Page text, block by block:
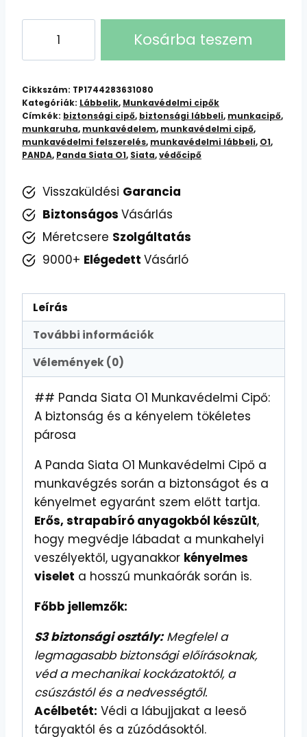
O1
Munkavédelmi
Cipő:
Kényelmes
és
Biztonságos
Védelem
mennyiség
Kosárba teszem
Cikkszám: TP1744283631080
Kategóriák: Lábbelik, Munkavédelmi cipők
Címkék: biztonsági cipő, biztonsági lábbeli, munkacipő,
munkaruha, munkavédelem, munkavédelmi cipő,
munkavédelmi felszerelés, munkavédelmi lábbeli, O1,
PANDA, Panda Siata O1, Siata,védőcipő
Visszaküldési Garancia
Biztonságos Vásárlás
Méretcsere Szolgáltatás
9000+ Elégedett Vásárló
Leírás
További információk
Vélemények (0)
## Panda Siata O1 Munkavédelmi Cipő:
A biztonság és a kényelem tökéletes
párosa
A Panda Siata O1 Munkavédelmi Cipő a
munkavégzés során a biztonságot és a
kényelmet egyaránt szem előtt tartja.
Erős, strapabíró anyagokból készült,
hogy megvédje lábadat a munkahelyi
veszélyektől, ugyanakkor kényelmes
viselet a hosszú munkaórák során is.
Főbb jellemzők:
S3 biztonsági osztály:Megfelel a
legmagasabb biztonsági előírásoknak,
véd a mechanikai kockázatoktól, a
csúszástól és a nedvességtől.
Acélbetét: Védi a lábujjakat a leeső
tárgyaktól és a zúzódásoktól.